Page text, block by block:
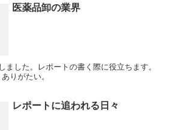
医薬品卸の業界
ました。レポートの書く際に役立ちます。
りがたい。
レポートに追われる日々